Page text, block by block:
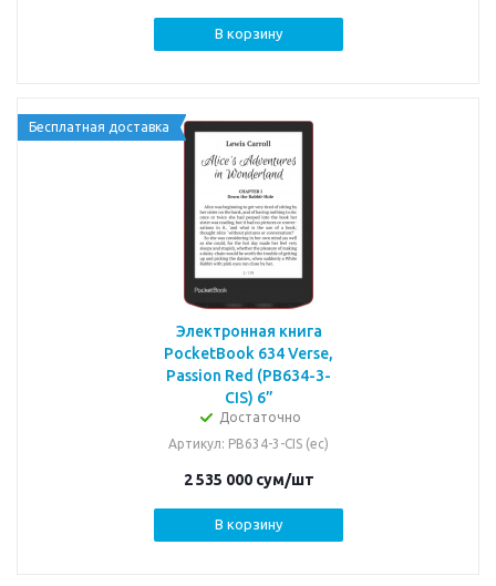
В корзину
Бесплатная доставка
Электронная книга
PocketBook 634 Verse,
Passion Red (PB634-3-
CIS) 6”
Достаточно
Артикул: PB634-3-CIS (ec)
2 535 000сум/шт
В корзину